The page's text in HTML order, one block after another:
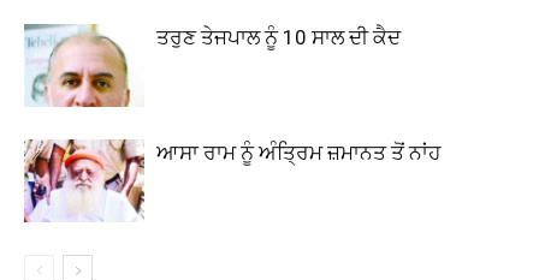
ਤਰੁਣ ਤੇਜਪਾਲ ਨੂੰ 10 ਸਾਲ ਦੀ ਕੈਦ
ਆਸਾ ਰਾਮ ਨੂੰ ਅੰਤ੍ਰਿਮ ਜ਼ਮਾਨਤ ਤੋਂ ਨਾਂਹ